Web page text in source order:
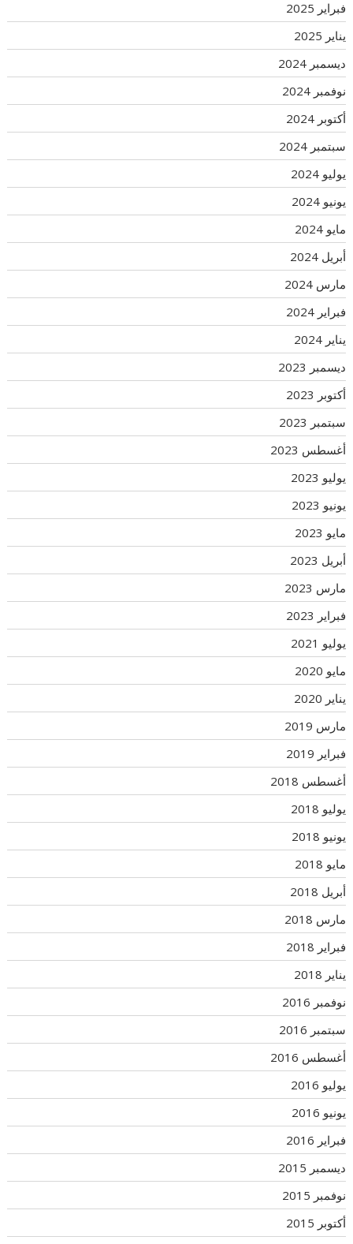
فبراير 2025
يناير 2025
ديسمبر 2024
نوفمبر 2024
أكتوبر 2024
سبتمبر 2024
يوليو 2024
يونيو 2024
مايو 2024
أبريل 2024
مارس 2024
فبراير 2024
يناير 2024
ديسمبر 2023
أكتوبر 2023
سبتمبر 2023
أغسطس 2023
يوليو 2023
يونيو 2023
مايو 2023
أبريل 2023
مارس 2023
فبراير 2023
يوليو 2021
مايو 2020
يناير 2020
مارس 2019
فبراير 2019
أغسطس 2018
يوليو 2018
يونيو 2018
مايو 2018
أبريل 2018
مارس 2018
فبراير 2018
يناير 2018
نوفمبر 2016
سبتمبر 2016
أغسطس 2016
يوليو 2016
يونيو 2016
فبراير 2016
ديسمبر 2015
نوفمبر 2015
أكتوبر 2015